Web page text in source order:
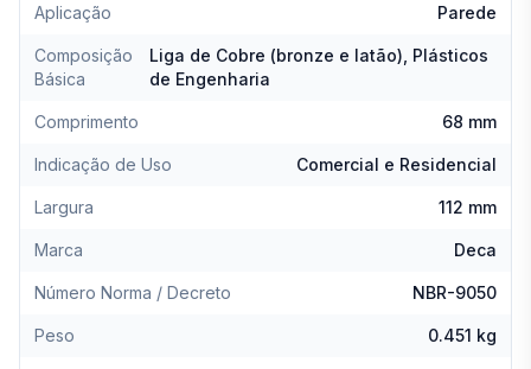
Aplicação Parede
Composição
Básica
Liga de Cobre (bronze e latão), Plásticos
de Engenharia
Comprimento 68 mm
Indicação de Uso Comercial e Residencial
Largura 112 mm
Marca Deca
Número Norma / Decreto NBR-9050
Peso 0.451 kg